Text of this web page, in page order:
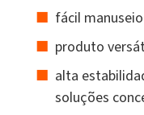
fácil
produto
alta
soluções